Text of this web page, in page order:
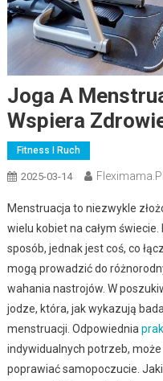
Joga A
Wspiera
Fitness I Ruch
2025-03-14 Fleximama.pl
Menstruacja to niezwykle
wielu kobiet na całym
sposób, jednak jest coś, co
mogą prowadzić do
wahania nastrojów. W
jodze, która, jak wykazują
menstruacji. Odpowiednia
indywidualnych potrzeb, może
poprawiać samopoczucie.